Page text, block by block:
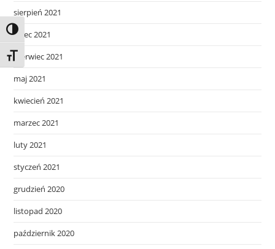
Toggle High Contrast
Toggle Font size
sierpień 2021
lipiec 2021
czerwiec 2021
maj 2021
kwiecień 2021
marzec 2021
luty 2021
styczeń 2021
grudzień 2020
listopad 2020
październik 2020